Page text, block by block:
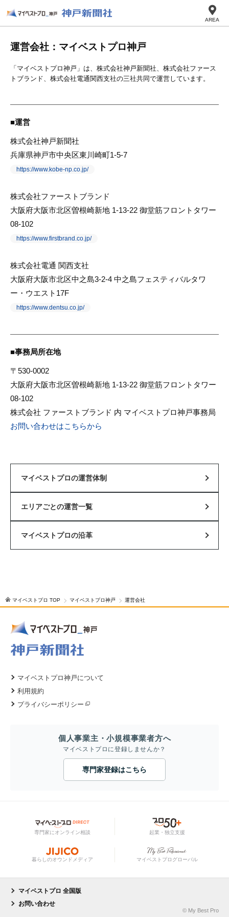
AREA
運営会社：マイベストプロ神戸
「マイベストプロ神戸」は、株式会社神戸新聞社、株式会社ファース
トブランド、株式会社電通関西支社の三社共同で運営しています。
運営
株式会社神戸新聞社
兵庫県神戸市中央区東川崎町1-5-7
https://www.kobe-np.co.jp/
株式会社ファーストブランド
⼤阪府⼤阪市北区曽根崎新地 1-13-22 御堂筋フロントタワー
08-102
https://www.firstbrand.co.jp/
株式会社電通 関西支社
大阪府大阪市北区中之島3-2-4 中之島フェスティバルタワ
ー・ウエスト17F
https://www.dentsu.co.jp/
事務局所在地
〒530-0002
⼤阪府⼤阪市北区曽根崎新地 1-13-22 御堂筋フロントタワー
08-102
株式会社 ファーストブランド 内 マイベストプロ神戸事務局
お問い合わせはこちらから
マイベストプロの運営体制
エリアごとの運営一覧
マイベストプロの沿革
マイベストプロ TOP マイベストプロ神戸 運営会社
マイベストプロ神戸について
利用規約
プライバシーポリシー
個人事業主・小規模事業者方へ
マイベストプロに登録しませんか？
専門家登録はこちら
専門家にオンライン相談 起業・独立支援
暮らしのオウンドメディア マイベストプログローバル
マイベストプロ 全国版
お問い合わせ
© My Best Pro